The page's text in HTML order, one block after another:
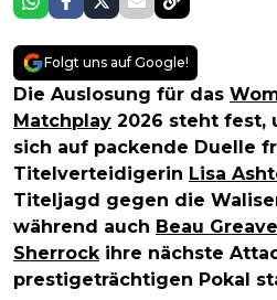
Folgt uns auf Google!
Die Auslosung für das
Matchplay 2026 steht fest,
sich auf packende Duelle
Titelverteidigerin Lisa
Titeljagd gegen die
während auch Beau
Sherrockihre nächste
prestigeträchtigen Pokal